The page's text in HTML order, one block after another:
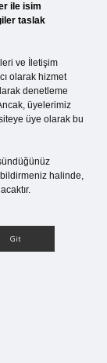
ile isim
taslak
ve İletişim
olarak hizmet
denetleme
üyelerimiz
üye olarak bu
halinde,